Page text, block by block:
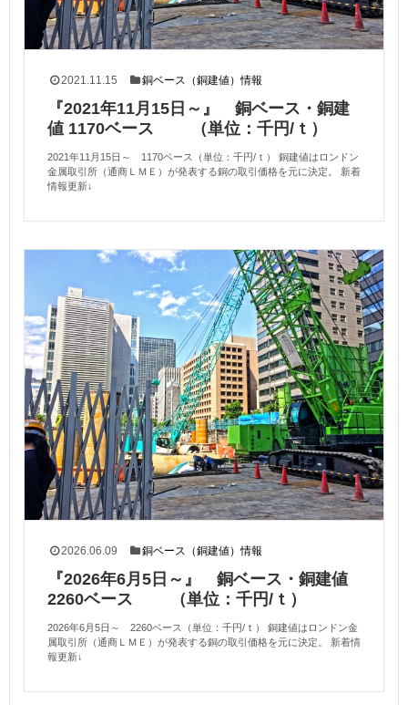
2021.11.15 銅ベース（銅建値）情報
『2021年11月15日～』 銅ベース・銅建
値 1170ベース （単位：千円/ｔ）
2021年11月15日～ 1170ベース（単位：千円/ｔ） 銅建値はロンドン
金属取引所（通商ＬＭＥ）が発表する銅の取引価格を元に決定。 新着
情報更新↓
2026.06.09 銅ベース（銅建値）情報
『2026年6月5日～』 銅ベース・銅建値
2260ベース （単位：千円/ｔ）
2026年6月5日～ 2260ベース（単位：千円/ｔ） 銅建値はロンドン金
属取引所（通商ＬＭＥ）が発表する銅の取引価格を元に決定。 新着情
報更新↓